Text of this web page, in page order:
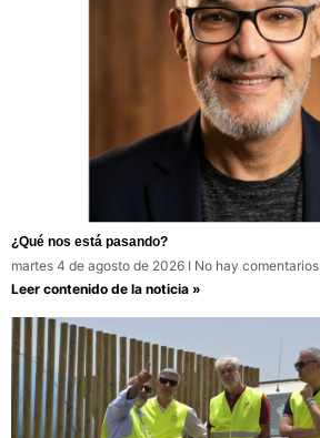
¿Qué nos está pasando?
martes 4 de agosto de 2026
No hay comentarios
Leer contenido de la noticia »